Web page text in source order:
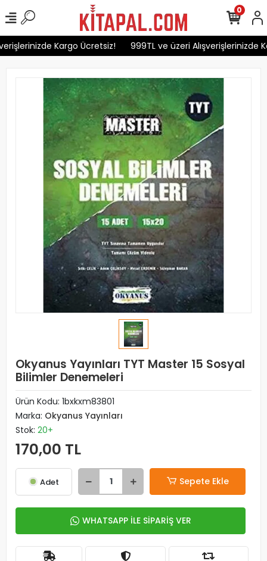
Kargo Ücretsiz! 999TL ve üzeri Alışverişlerinizde
0
Okyanus Yayınları TYT Master 15 Sosyal
Bilimler Denemeleri
Ürün Kodu: 1bxkxm83801
Marka: Okyanus Yayınları
Stok: 20+
170,00 TL
Adet Sepete Ekle
WHATSAPP İLE SİPARİŞ VER